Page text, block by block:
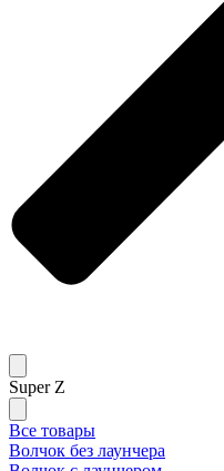
Super Z
Все товары
Волчок без лаунчера